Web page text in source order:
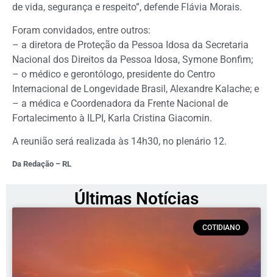
de vida, segurança e respeito”, defende Flávia Morais.
Foram convidados, entre outros:
– a diretora de Proteção da Pessoa Idosa da Secretaria
Nacional dos Direitos da Pessoa Idosa, Symone Bonfim;
– o médico e gerontólogo, presidente do Centro
Internacional de Longevidade Brasil, Alexandre Kalache; e
– a médica e Coordenadora da Frente Nacional de
Fortalecimento à ILPI, Karla Cristina Giacomin.
A reunião será realizada às 14h30, no plenário 12.
Da Redação – RL
Últimas Notícias
COTIDIANO